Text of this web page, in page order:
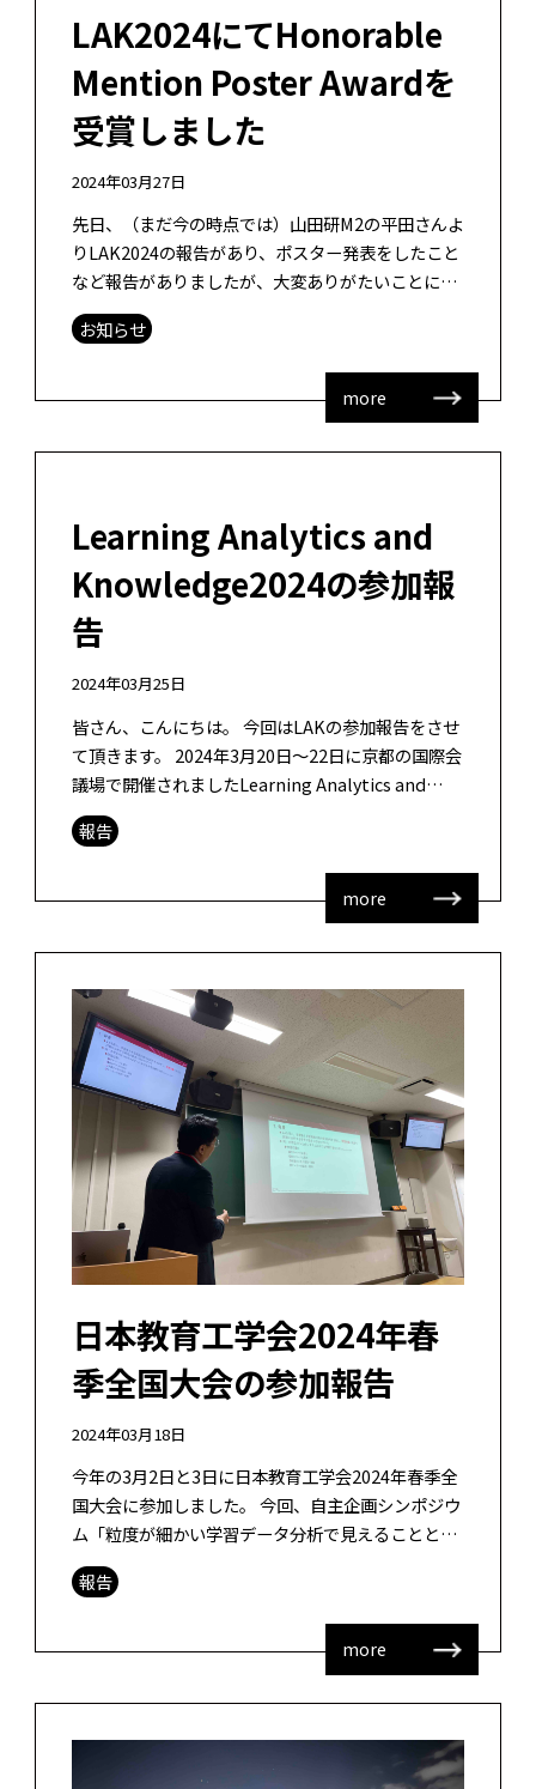
LAK2024にてHonorable
Mention Poster Awardを
受賞しました
2024年03月27日
先日、（まだ今の時点では）山田研M2の平田さんよ
りLAK2024の報告があり、ポスター発表をしたこと
など報告がありましたが、大変ありがたいことに、
平田さんはHonorable Mention Poster Awardを
受 […]
お知らせ
more
Learning Analytics and
Knowledge2024の参加報
告
2024年03月25日
皆さん、こんにちは。 今回はLAKの参加報告をさせ
て頂きます。 2024年3月20日〜22日に京都の国際会
議場で開催されましたLearning Analytics and
Knowledge(LAK)2024のメインカン […]
報告
more
日本教育工学会2024年春
季全国大会の参加報告
2024年03月18日
今年の3月2日と3日に日本教育工学会2024年春季全
国大会に参加しました。 今回、自主企画シンポジウ
ム「粒度が細かい学習データ分析で見えることと
は？学習プロセスの分析を如何に行うかを考える」
で講演しました。私は、学習者の […]
報告
more